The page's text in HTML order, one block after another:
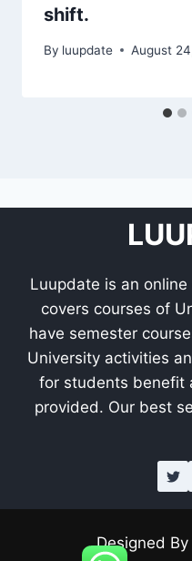
shift.
By luupdate August
Luupdate is an
covers courses of
have semester
University activities
for students benefit
provided. Our best
Designed By